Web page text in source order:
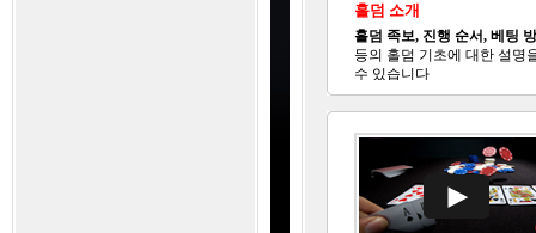
홀덤 소개
홀덤 족보, 진행 순서, 베팅
등의 홀덤 기초에 대한 설명
수 있습니다